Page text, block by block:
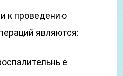
к проведению
являются: